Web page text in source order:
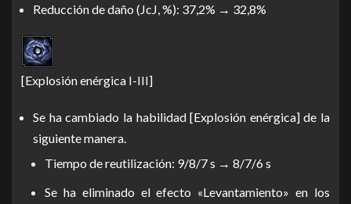
Reducción de daño (JcJ, %): 37,2% → 32,8%
[Explosión enérgica I-III]
Se ha cambiado la habilidad [Explosión enérgica] de la
siguiente manera.
Tiempo de reutilización: 9/8/7 s → 8/7/6 s
Se ha eliminado el efecto «Levantamiento» en los